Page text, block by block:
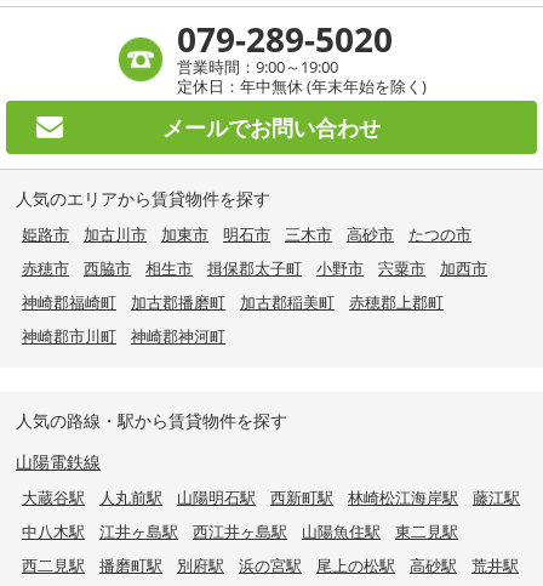
079-289-5020
営業時間：9:00～19:00
定休日：年中無休 (年末年始を除く)
メールでお問い合わせ
人気のエリアから賃貸物件を探す
姫路市 加古川市 加東市 明石市 三木市 高砂市
たつの市
赤穂市
西脇市 相生市 揖保郡太子町 小野市 宍粟市
加西市
神崎郡福崎町
加古郡播磨町 加古郡稲美町
赤穂郡上郡町
神崎郡市川町
神崎郡神河町
人気の路線・駅から賃貸物件を探す
山陽電鉄線
大蔵谷駅 人丸前駅 山陽明石駅 西新町駅 林崎松江海岸駅
藤江駅
中八木駅
江井ヶ島駅 西江井ヶ島駅 山陽魚住駅
東二見駅
西二見駅
播磨町駅 別府駅 浜の宮駅 尾上の松駅 高砂駅
荒井駅